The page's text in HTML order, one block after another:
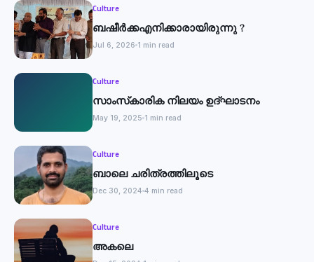
Culture
ബഷീർക്കഎനിക്കാരായിരുന്നു ?
Jul 6, 2026 1 min read
Culture
സാംസ്‌കാരിക നിലയം ഉദ്ഘാടനം
May 19, 2025 1 min read
Culture
ബാലെ ചരിത്രത്തിലൂടെ
Dec 30, 2024 4 min read
Culture
അകലെ